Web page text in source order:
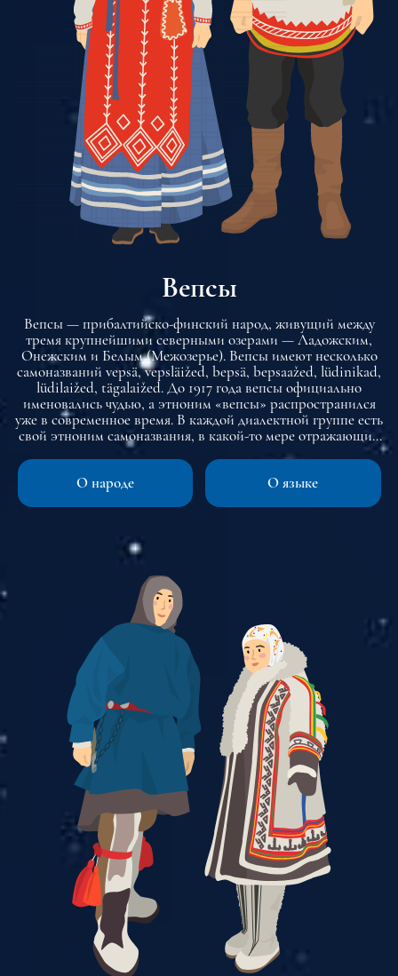
Вепсы
Вепсы — прибалтийско-финский народ, живущий между
тремя крупнейшими северными озерами — Ладожским,
Онежским и Белым (Межозерье). Вепсы имеют несколько
самоназваний vepsä, vepsläižed, bepsä, bepsaažed, lüdinikad,
lüdilaižed, tägalaižed. До 1917 года вепсы официально
именовались чудью, а этноним «вепсы» распространился
уже в современное время. В каждой диалектной группе есть
свой этноним самоназвания, в какой-то мере отражающий
особенности вепсской этнической истории.
О народе
О языке